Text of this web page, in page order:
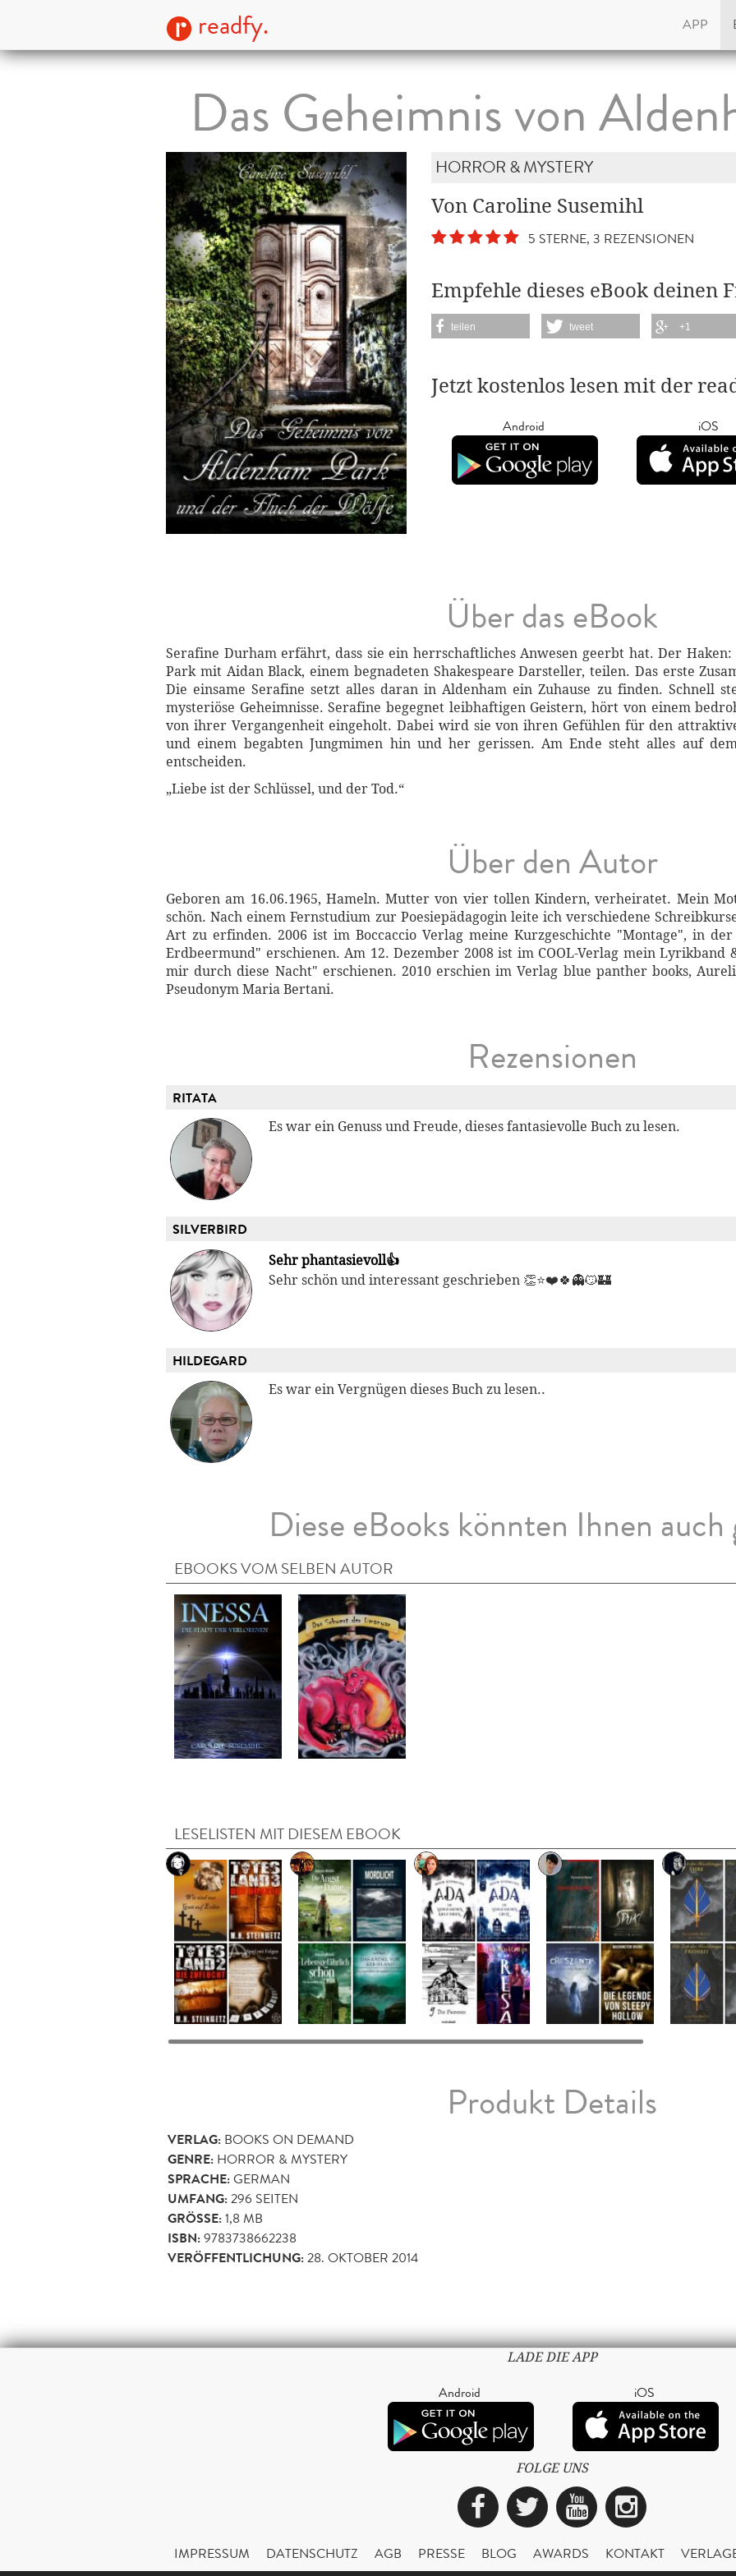
readfy. APP
Das Geheimnis von
HORROR & MYSTERY
Von Caroline Susemihl
5 STERNE, 3 REZENSIONEN
Empfehle dieses eBook deinen
teilen tweet +1
Jetzt kostenlos lesen mit der
Android iOS
Über das eBook
Serafine Durham erfährt, dass sie ein herrschaftliches Anwesen geerbt hat. Der
Park mit Aidan Black, einem begnadeten Shakespeare Darsteller, teilen. Das erste
Die einsame Serafine setzt alles daran in Aldenham ein Zuhause zu finden. Schnell
mysteriöse Geheimnisse. Serafine begegnet leibhaftigen Geistern, hört von einem
von ihrer Vergangenheit eingeholt. Dabei wird sie von ihren Gefühlen für den
und einem begabten Jungmimen hin und her gerissen. Am Ende steht alles auf
entscheiden.
„Liebe ist der Schlüssel, und der Tod.“
Über den Autor
Geboren am 16.06.1965, Hameln. Mutter von vier tollen Kindern, verheiratet. Mein
schön. Nach einem Fernstudium zur Poesiepädagogin leite ich verschiedene
Art zu erfinden. 2006 ist im Boccaccio Verlag meine Kurzgeschichte "Montage", in
Erdbeermund" erschienen. Am 12. Dezember 2008 ist im COOL-Verlag mein Lyrikband
mir durch diese Nacht" erschienen. 2010 erschien im Verlag blue panther books,
Pseudonym Maria Bertani.
Rezensionen
RITATA
Es war ein Genuss und Freude, dieses fantasievolle Buch zu lesen.
SILVERBIRD
Sehr phantasievoll👍
Sehr schön und interessant geschrieben 👏⭐❤️🍀👻😼🏰
HILDEGARD
Es war ein Vergnügen dieses Buch zu lesen..
Diese eBooks könnten Ihnen auch
EBOOKS VOM SELBEN AUTOR
LESELISTEN MIT DIESEM EBOOK
Produkt Details
VERLAG: BOOKS ON DEMAND
GENRE: HORROR & MYSTERY
SPRACHE:GERMAN
UMFANG:296 SEITEN
GRÖSSE: 1,8 MB
ISBN:9783738662238
VERÖFFENTLICHUNG:28. OKTOBER 2014
LADE DIE APP
Android iOS
FOLGE UNS
Facebook
TwitterYouTubeInstagram
IMPRESSUM DATENSCHUTZ AGB PRESSE BLOG AWARDS KONTAKT